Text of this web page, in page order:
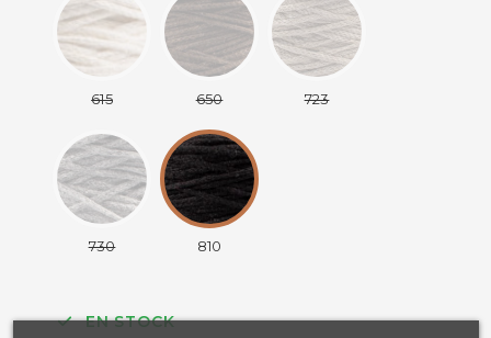
615 650 723
730 810
EN STOCK